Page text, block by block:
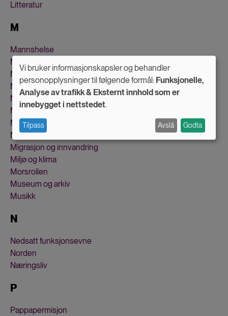
Litteratur
M
Mannshelse
Mannsrollen
Maskulinitet
Masteroppgaver
Media
Menneskerettigheter
Middelalderen
Midtøsten
Migrasjon og innvandring
Miljø og klima
Morsrollen
Museum og arkiv
Musikk
N
Nedsatt funksjonsevne
Norden
Næringsliv
P
Pappapermisjon
Use
of
personal
data
and
cookies
Vi bruker informasjonskapsler og behandler
personopplysninger til følgende formål: Funksjonelle,
Analyse av trafikk & Eksternt innhold som er
innebygget i nettstedet.
Tilpass Avslå Godta